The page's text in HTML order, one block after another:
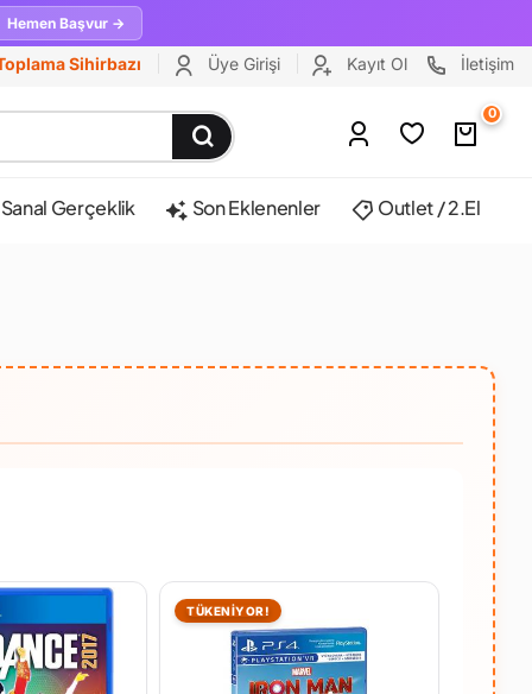
Hemen Başvur →
Sihirbazı Üye Girişi Kayıt Ol İletişim
0
Sanal Gerçeklik Son Eklenenler Outlet / 2.El
TÜKENİYOR!